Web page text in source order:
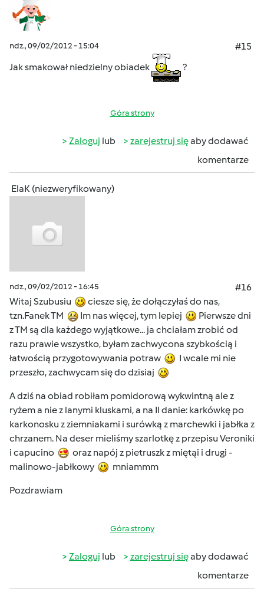
ndz., 09/02/2012 - 15:04
#15
Jak smakował niedzielny obiadek
?
Góra strony
Zaloguj lub zarejestruj sięaby dodawać
komentarze
ElaK (niezweryfikowany)
ndz., 09/02/2012 - 16:45
#16
Witaj Szubusiu
ciesze się, że dołączyłaś do nas,
tzn.Fanek TM
Im nas więcej, tym lepiej
Pierwsze dni
z TM są dla każdego wyjątkowe... ja chciałam zrobić od
razu prawie wszystko, byłam zachwycona szybkością i
łatwością przygotowywania potraw
I wcale mi nie
przeszło, zachwycam się do dzisiaj
A dziś na obiad robiłam pomidorową wykwintną ale z
ryżem a nie z lanymi kluskami, a na II danie: karkówkę po
karkonosku z ziemniakami i surówką z marchewki i jabłka z
chrzanem. Na deser mieliśmy szarlotkę z przepisu Veroniki
i capucino
oraz napój z pietruszk z miętąi i drugi -
malinowo-jabłkowy
mniammm
Pozdrawiam
Góra strony
Zaloguj lub zarejestruj sięaby dodawać
komentarze